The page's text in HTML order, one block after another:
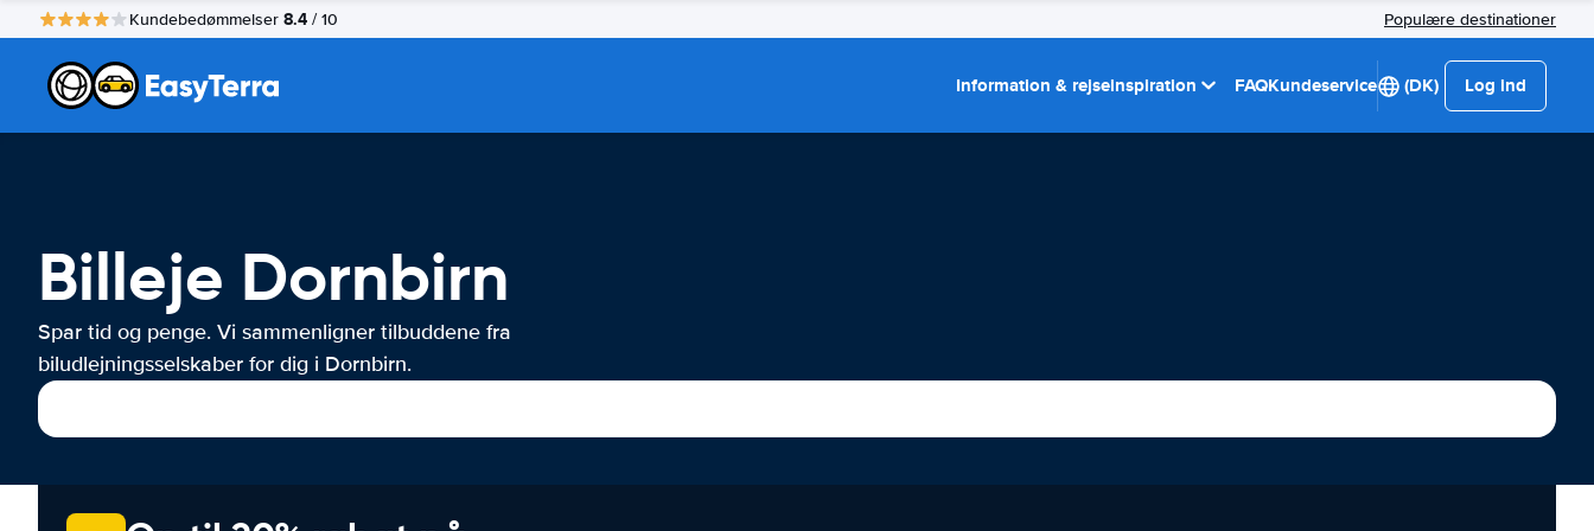
Kundebedømmelser 8.4 / 10 Populære destinationer
Information & rejseinspiration FAQKundeservice (DK) Log ind
Billeje Dornbirn
Spar tid og penge. Vi sammenligner tilbuddene fra
biludlejningsselskaber for dig i Dornbirn.